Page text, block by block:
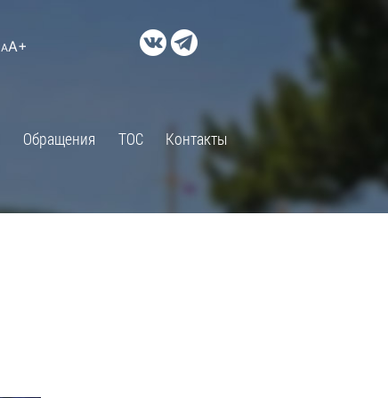
АA+
Обращения ТОС Контакты
×
ДОКУМЕНТЫ
Правовые акты и их экспертиза
Экспертиза действующих
нормативных правовых актов
Оценка применения